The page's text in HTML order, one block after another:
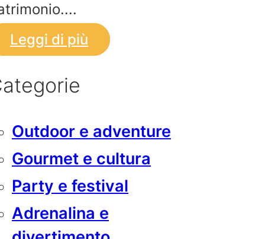
Leggi di più
Outdoor e adventure
Gourmet e cultura
Party e festival
Adrenalina e